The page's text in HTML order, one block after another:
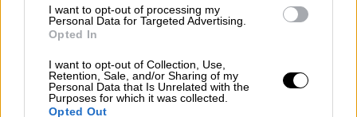
I want to opt-out of processing my
Personal Data for Targeted Advertising.
Opted In
I want to opt-out of Collection, Use,
Retention, Sale, and/or Sharing of my
Personal Data that Is Unrelated with the
Purposes for which it was collected.
Opted Out
Η Κου Κλουξ Κλαν αναβιώνει στη
Γερμανία του 21ου αιώνα
Μια ομάδα βγαλμένη από τις πιο μαύρες
σελίδες της ανθρώπινης ιστορίας βρίσκεται
και πάλι στο επίκεντρο για όλους τους